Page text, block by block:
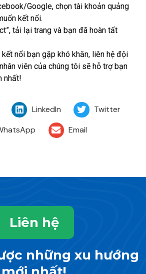
Google, chọn tài khoản quảng
kết nối.
tải lại trang và bạn đã hoàn tất
kết nối bạn gặp khó khăn, liên hệ đội
viên của chúng tôi sẽ hỗ trợ bạn
nhất!
LinkedIn
Twitter
Email
Liên hệ
những xu hướng